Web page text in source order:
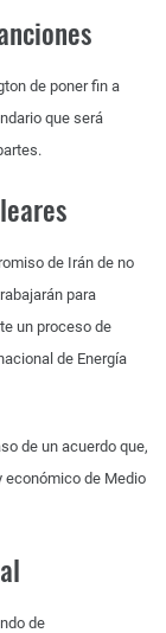
de poner fin a
que será
de Irán de no
para
un proceso de
de Energía
de un acuerdo que,
económico de Medio
de